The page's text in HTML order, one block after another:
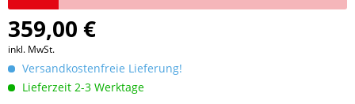
359,00 €
inkl. MwSt.
Versandkostenfreie Lieferung!
Lieferzeit 2-3 Werktage